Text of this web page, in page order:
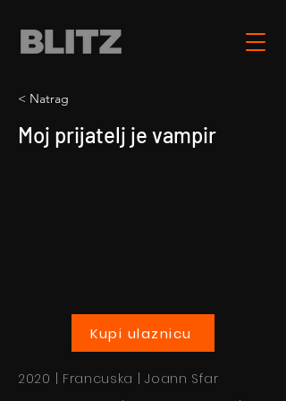
< Natrag
Moj prijatelj je vampir
Kupi ulaznicu
2020 | Francuska | Joann Sfar